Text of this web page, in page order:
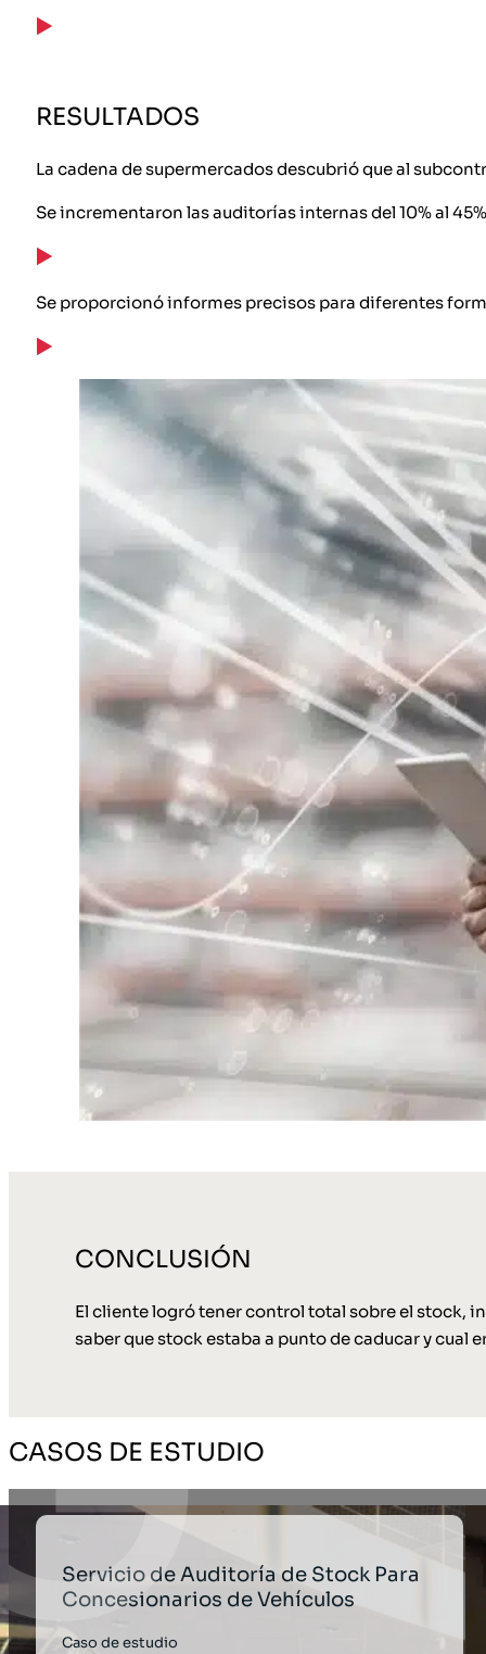
RESULTADOS
La cadena de supermercados descubrió que al
Se incrementaron las auditorías internas del 10% al
Se proporcionó informes precisos para diferentes
CONCLUSIÓN
El cliente logró tener control total sobre el stock,
saber que stock estaba a punto de caducar y cual
CASOS DE ESTUDIO
Servicio de Auditoría de Stock Para
Concesionarios de Vehículos
Caso de estudio